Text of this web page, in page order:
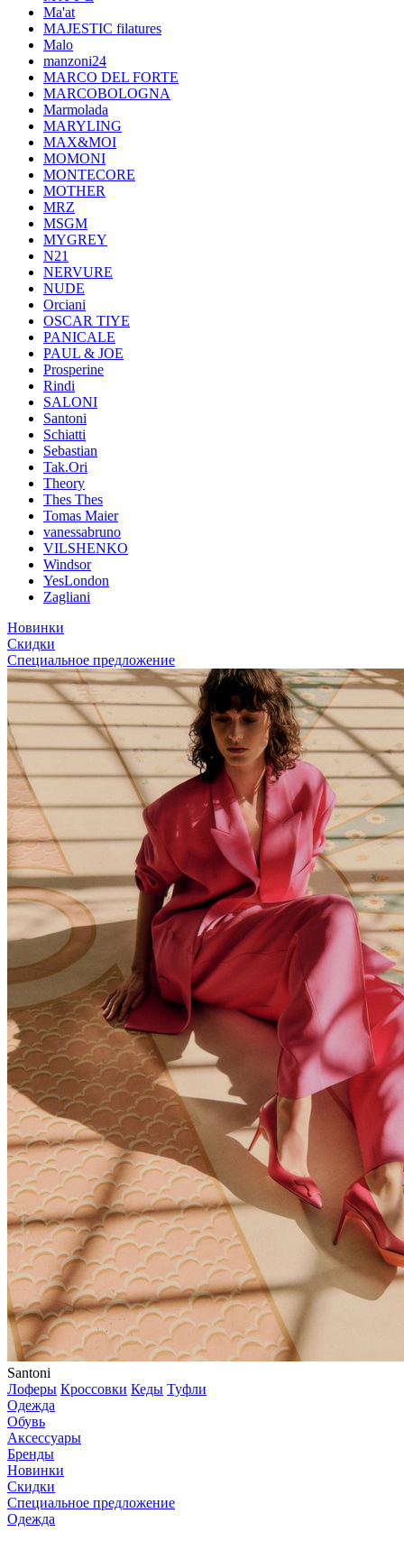
Ma'at
MAJESTIC filatures
Malo
manzoni24
MARCO DEL FORTE
MARCOBOLOGNA
Marmolada
MARYLING
MAX&MOI
MOMONI
MONTECORE
MOTHER
MRZ
MSGM
MYGREY
N21
NERVURE
NUDE
Orciani
OSCAR TIYE
PANICALE
PAUL & JOE
Prosperine
Rindi
SALONI
Santoni
Schiatti
Sebastian
Tak.Ori
Theory
Thes Thes
Tomas Maier
vanessabruno
VILSHENKO
Windsor
YesLondon
Zagliani
Новинки
Скидки
Специальное предложение
Santoni
Лоферы Кроссовки Кеды Туфли
Одежда
Обувь
Аксессуары
Бренды
Новинки
Скидки
Специальное предложение
Одежда